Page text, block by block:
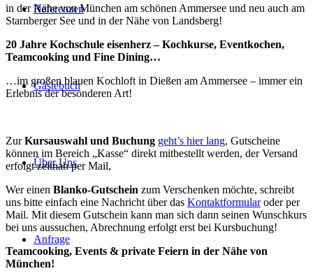
Referenzen
Gästebuch
Über Uns
Anfrage
in der Nähe von München am schönen Ammersee und neu auch am
Starnberger See und in der Nähe von Landsberg!
20 Jahre Kochschule eisenherz – Kochkurse, Eventkochen,
Teamcooking und Fine Dining…
…im großen blauen Kochloft in Dießen am Ammersee – immer ein
Erlebnis der besonderen Art!
ZurKursauswahl und Buchung geht’s hier lang, Gutscheine
können im Bereich „Kasse“ direkt mitbestellt werden, der Versand
erfolgt zeitnah per Mail,
Wer einen Blanko-Gutschein zum Verschenken möchte, schreibt
uns bitte einfach eine Nachricht über das Kontaktformularoder per
Mail. Mit diesem Gutschein kann man sich dann seinen Wunschkurs
bei uns aussuchen, Abrechnung erfolgt erst bei Kursbuchung!
Teamcooking, Events & private Feiern in der Nähe von
München!